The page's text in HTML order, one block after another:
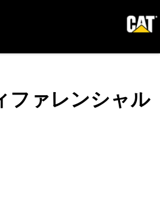
ファレンシャル